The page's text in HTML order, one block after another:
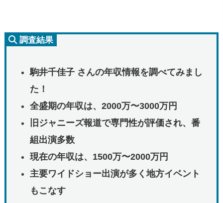
調査結果
駒井千佳子 さんの年収情報を調べてみまし
た！
全盛期の年収は、2000万〜3000万円
旧ジャニーズ報道で専門性が評価され、番
組出演多数
現在の年収は、1500万〜2000万円
主要ワイドショー出演が多く地方イベント
もこなす